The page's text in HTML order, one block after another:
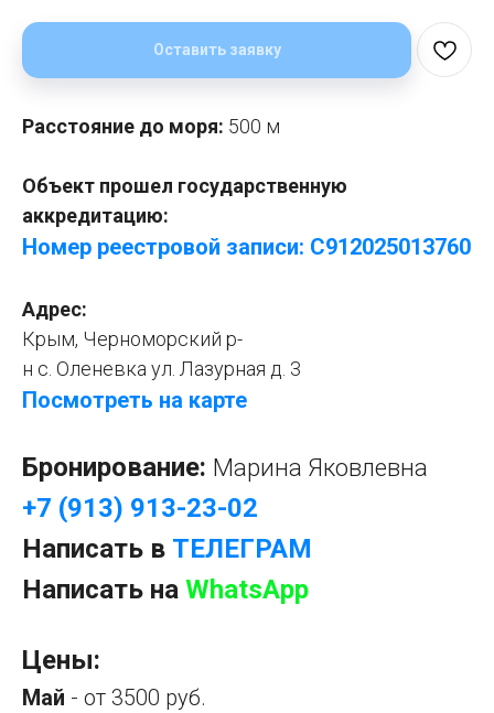
Оставить заявку
Расстояние до моря: 500 м
Объект прошел государственную
аккредитацию:
Номер реестровой записи: С912025013760
Адрес:
Крым, Черноморский р-
н с. Оленевка ул. Лазурная д. 3
Посмотреть на карте
Бронирование: Марина Яковлевна
+7 (913) 913-23-02
Написать в ТЕЛЕГРАМ
Написать на WhatsApp
Цены:
Май - от 3500 руб.